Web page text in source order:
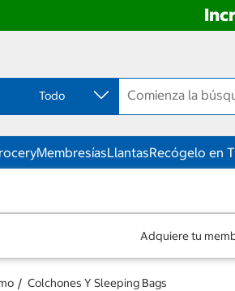
Todo
MembresíasLlantasRecógelo en
Adquiere tu
Colchones Y Sleeping Bags